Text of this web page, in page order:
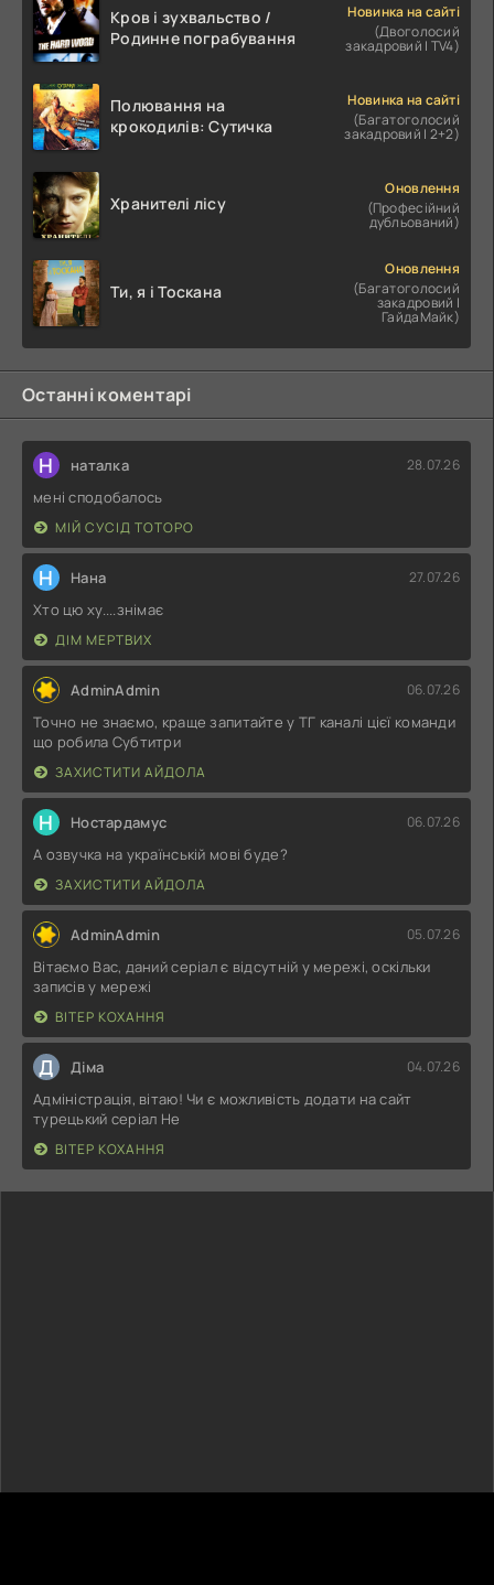
Кров і зухвальство /
Родинне пограбування
Новинка на сайті
(Двоголосий
закадровий | TV4)
Полювання на
крокодилів: Сутичка
Новинка на сайті
(Багатоголосий
закадровий | 2+2)
Хранителі лісу
Оновлення
(Професійний
дубльований)
Ти, я і Тоскана
Оновлення
(Багатоголосий
закадровий |
ГайдаМайк)
Останні коментарі
Н наталка 28.07.26
мені сподобалось
МІЙ СУСІД ТОТОРО
Н Нана 27.07.26
Хто цю ху....знімає
ДІМ МЕРТВИХ
AdminAdmin 06.07.26
Точно не знаємо, краще запитайте у ТГ каналі цієї команди
що робила Субтитри
ЗАХИСТИТИ АЙДОЛА
Н Ностардамус 06.07.26
А озвучка на українській мові буде?
ЗАХИСТИТИ АЙДОЛА
AdminAdmin 05.07.26
Вітаємо Вас, даний серіал є відсутній у мережі, оскільки
записів у мережі
ВІТЕР КОХАННЯ
Д Діма 04.07.26
Адміністрація, вітаю! Чи є можливість додати на сайт
турецький серіал Не
ВІТЕР КОХАННЯ